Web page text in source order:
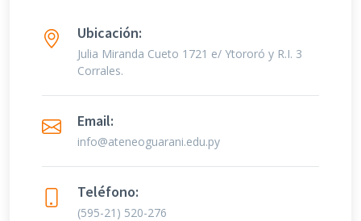
Ubicación:
Julia Miranda Cueto 1721 e/ Ytororó y R.I. 3
Corrales.
Email:
info@ateneoguarani.edu.py
Teléfono:
(595-21) 520-276